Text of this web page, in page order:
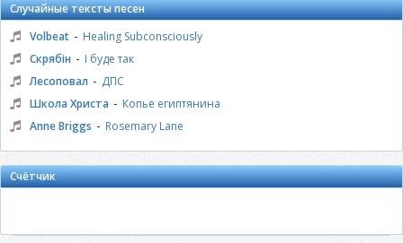
Случайные тексты песен
Volbeat - Healing Subconsciously
Скрябін - І буде так
Лесоповал - ДПС
Школа Христа - Копье египтянина
Anne Briggs - Rosemary Lane
Счётчик